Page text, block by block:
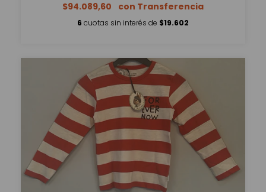
$94.089,60
6 cuotas sin interés de $19.602